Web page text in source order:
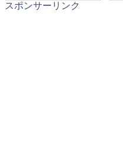
スポンサーリンク